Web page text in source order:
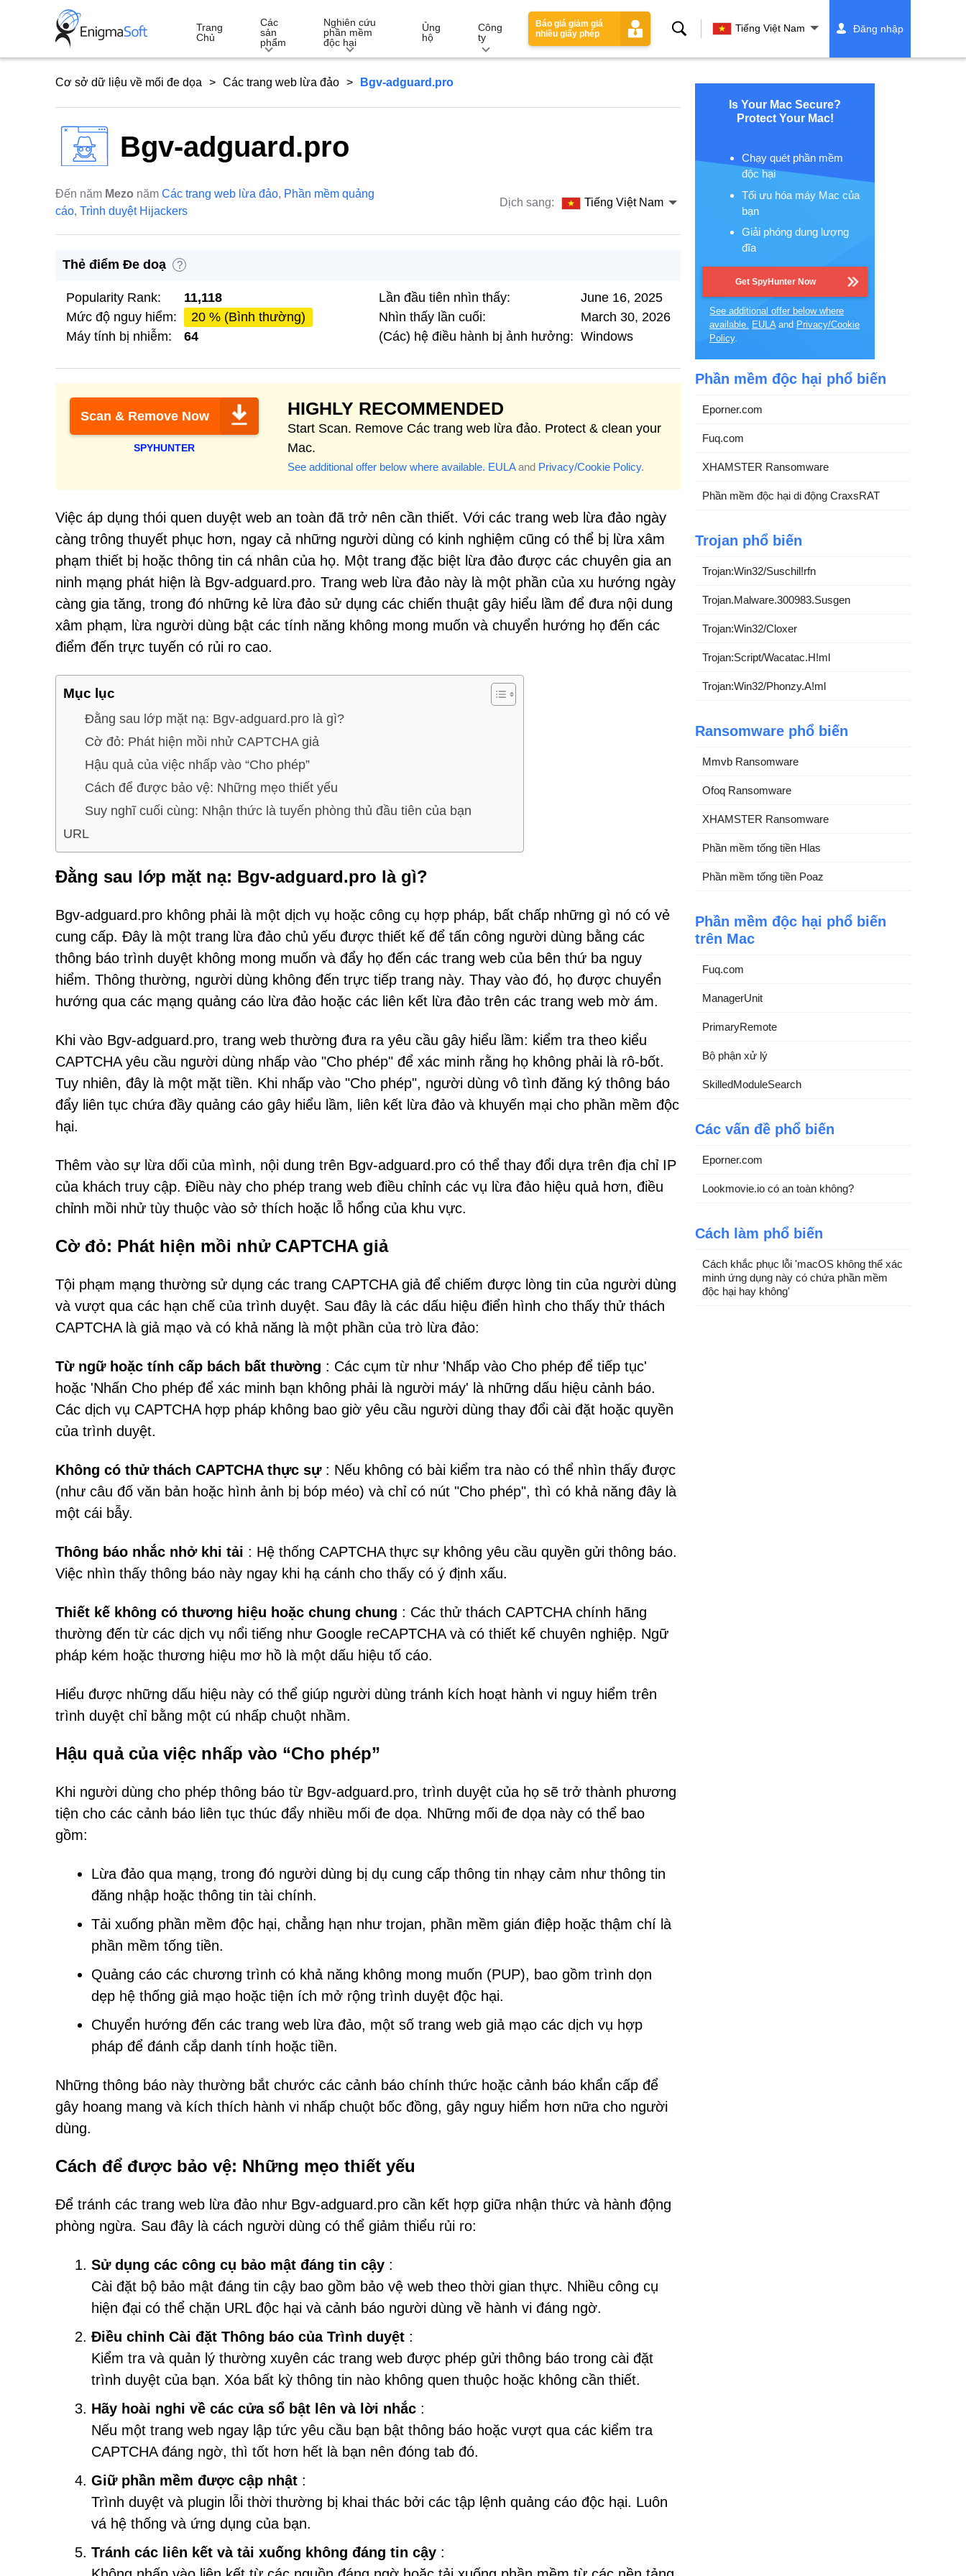
Trang
Chủ
Các
sản
phẩm
Nghiên cứu
phần mềm
độc hại
Ủng
hộ
Công
ty
Báo giá giảm giá
nhiều giấy phép
Tìm
kiếm
Tiếng Việt Nam Đăng nhập
Cơ sở dữ liệu về mối đe dọa Các trang web lừa đảo Bgv-adguard.pro
Bgv-adguard.pro
Đến năm Mezo năm Các trang web lừa đảo, Phần mềm quảng
cáo, Trình duyệt Hijackers
Dịch sang: Tiếng Việt Nam
Thẻ điểm Đe doạ ?
Popularity Rank:
11,118
Mức độ nguy hiểm:
20 % (Bình thường)
Máy tính bị nhiễm:
64
Lần đầu tiên nhìn thấy:
June 16, 2025
Nhìn thấy lần cuối:
March 30, 2026
(Các) hệ điều hành bị ảnh hưởng: Windows
Scan & Remove Now
SPYHUNTER
HIGHLY RECOMMENDED
Start Scan. Remove Các trang web lừa đảo. Protect & clean your
Mac.
See additional offer below where available. EULAand Privacy/Cookie Policy.
Việc áp dụng thói quen duyệt web an toàn đã trở nên cần thiết. Với các trang web lừa đảo ngày
càng trông thuyết phục hơn, ngay cả những người dùng có kinh nghiệm cũng có thể bị lừa xâm
phạm thiết bị hoặc thông tin cá nhân của họ. Một trang đặc biệt lừa đảo được các chuyên gia an
ninh mạng phát hiện là Bgv-adguard.pro. Trang web lừa đảo này là một phần của xu hướng ngày
càng gia tăng, trong đó những kẻ lừa đảo sử dụng các chiến thuật gây hiểu lầm để đưa nội dung
xâm phạm, lừa người dùng bật các tính năng không mong muốn và chuyển hướng họ đến các
điểm đến trực tuyến có rủi ro cao.
Mục lục
Đằng sau lớp mặt nạ: Bgv-adguard.pro là gì?
Cờ đỏ: Phát hiện mồi nhử CAPTCHA giả
Hậu quả của việc nhấp vào “Cho phép”
Cách để được bảo vệ: Những mẹo thiết yếu
Suy nghĩ cuối cùng: Nhận thức là tuyến phòng thủ đầu tiên của bạn
URL
Đằng sau lớp mặt nạ: Bgv-adguard.pro là gì?
Bgv-adguard.pro không phải là một dịch vụ hoặc công cụ hợp pháp, bất chấp những gì nó có vẻ
cung cấp. Đây là một trang lừa đảo chủ yếu được thiết kế để tấn công người dùng bằng các
thông báo trình duyệt không mong muốn và đẩy họ đến các trang web của bên thứ ba nguy
hiểm. Thông thường, người dùng không đến trực tiếp trang này. Thay vào đó, họ được chuyển
hướng qua các mạng quảng cáo lừa đảo hoặc các liên kết lừa đảo trên các trang web mờ ám.
Khi vào Bgv-adguard.pro, trang web thường đưa ra yêu cầu gây hiểu lầm: kiểm tra theo kiểu
CAPTCHA yêu cầu người dùng nhấp vào "Cho phép" để xác minh rằng họ không phải là rô-bốt.
Tuy nhiên, đây là một mặt tiền. Khi nhấp vào "Cho phép", người dùng vô tình đăng ký thông báo
đẩy liên tục chứa đầy quảng cáo gây hiểu lầm, liên kết lừa đảo và khuyến mại cho phần mềm độc
hại.
Thêm vào sự lừa dối của mình, nội dung trên Bgv-adguard.pro có thể thay đổi dựa trên địa chỉ IP
của khách truy cập. Điều này cho phép trang web điều chỉnh các vụ lừa đảo hiệu quả hơn, điều
chỉnh mồi nhử tùy thuộc vào sở thích hoặc lỗ hổng của khu vực.
Cờ đỏ: Phát hiện mồi nhử CAPTCHA giả
Tội phạm mạng thường sử dụng các trang CAPTCHA giả để chiếm được lòng tin của người dùng
và vượt qua các hạn chế của trình duyệt. Sau đây là các dấu hiệu điển hình cho thấy thử thách
CAPTCHA là giả mạo và có khả năng là một phần của trò lừa đảo:
Từ ngữ hoặc tính cấp bách bất thường : Các cụm từ như 'Nhấp vào Cho phép để tiếp tục'
hoặc 'Nhấn Cho phép để xác minh bạn không phải là người máy' là những dấu hiệu cảnh báo.
Các dịch vụ CAPTCHA hợp pháp không bao giờ yêu cầu người dùng thay đổi cài đặt hoặc quyền
của trình duyệt.
Không có thử thách CAPTCHA thực sự: Nếu không có bài kiểm tra nào có thể nhìn thấy được
(như câu đố văn bản hoặc hình ảnh bị bóp méo) và chỉ có nút "Cho phép", thì có khả năng đây là
một cái bẫy.
Thông báo nhắc nhở khi tải : Hệ thống CAPTCHA thực sự không yêu cầu quyền gửi thông báo.
Việc nhìn thấy thông báo này ngay khi hạ cánh cho thấy có ý định xấu.
Thiết kế không có thương hiệu hoặc chung chung : Các thử thách CAPTCHA chính hãng
thường đến từ các dịch vụ nổi tiếng như Google reCAPTCHA và có thiết kế chuyên nghiệp. Ngữ
pháp kém hoặc thương hiệu mơ hồ là một dấu hiệu tố cáo.
Hiểu được những dấu hiệu này có thể giúp người dùng tránh kích hoạt hành vi nguy hiểm trên
trình duyệt chỉ bằng một cú nhấp chuột nhầm.
Hậu quả của việc nhấp vào “Cho phép”
Khi người dùng cho phép thông báo từ Bgv-adguard.pro, trình duyệt của họ sẽ trở thành phương
tiện cho các cảnh báo liên tục thúc đẩy nhiều mối đe dọa. Những mối đe dọa này có thể bao
gồm:
Lừa đảo qua mạng, trong đó người dùng bị dụ cung cấp thông tin nhạy cảm như thông tin
đăng nhập hoặc thông tin tài chính.
Tải xuống phần mềm độc hại, chẳng hạn như trojan, phần mềm gián điệp hoặc thậm chí là
phần mềm tống tiền.
Quảng cáo các chương trình có khả năng không mong muốn (PUP), bao gồm trình dọn
dẹp hệ thống giả mạo hoặc tiện ích mở rộng trình duyệt độc hại.
Chuyển hướng đến các trang web lừa đảo, một số trang web giả mạo các dịch vụ hợp
pháp để đánh cắp danh tính hoặc tiền.
Những thông báo này thường bắt chước các cảnh báo chính thức hoặc cảnh báo khẩn cấp để
gây hoang mang và kích thích hành vi nhấp chuột bốc đồng, gây nguy hiểm hơn nữa cho người
dùng.
Cách để được bảo vệ: Những mẹo thiết yếu
Để tránh các trang web lừa đảo như Bgv-adguard.pro cần kết hợp giữa nhận thức và hành động
phòng ngừa. Sau đây là cách người dùng có thể giảm thiểu rủi ro:
Sử dụng các công cụ bảo mật đáng tin cậy :
Cài đặt bộ bảo mật đáng tin cậy bao gồm bảo vệ web theo thời gian thực. Nhiều công cụ
hiện đại có thể chặn URL độc hại và cảnh báo người dùng về hành vi đáng ngờ.
Điều chỉnh Cài đặt Thông báo của Trình duyệt :
Kiểm tra và quản lý thường xuyên các trang web được phép gửi thông báo trong cài đặt
trình duyệt của bạn. Xóa bất kỳ thông tin nào không quen thuộc hoặc không cần thiết.
Hãy hoài nghi về các cửa sổ bật lên và lời nhắc :
Nếu một trang web ngay lập tức yêu cầu bạn bật thông báo hoặc vượt qua các kiểm tra
CAPTCHA đáng ngờ, thì tốt hơn hết là bạn nên đóng tab đó.
Giữ phần mềm được cập nhật :
Trình duyệt và plugin lỗi thời thường bị khai thác bởi các tập lệnh quảng cáo độc hại. Luôn
vá hệ thống và ứng dụng của bạn.
Tránh các liên kết và tải xuống không đáng tin cậy :
Is Your Mac Secure?
Protect Your Mac!
Chạy quét phần mềm
độc hại
Tối ưu hóa máy Mac của
bạn
Giải phóng dung lượng
đĩa
Get SpyHunter Now
See additional offer below where
available. EULAand Privacy/Cookie
Policy.
Phần mềm độc hại phổ biến
Eporner.com
Fuq.com
XHAMSTER Ransomware
Phần mềm độc hại di động CraxsRAT
Trojan phổ biến
Trojan:Win32/Suschil!rfn
Trojan.Malware.300983.Susgen
Trojan:Win32/Cloxer
Trojan:Script/Wacatac.H!ml
Trojan:Win32/Phonzy.A!ml
Ransomware phổ biến
Mmvb Ransomware
Ofoq Ransomware
XHAMSTER Ransomware
Phần mềm tống tiền Hlas
Phần mềm tống tiền Poaz
Phần mềm độc hại phổ biến
trên Mac
Fuq.com
ManagerUnit
PrimaryRemote
Bộ phận xử lý
SkilledModuleSearch
Các vấn đề phổ biến
Eporner.com
Lookmovie.io có an toàn không?
Cách làm phổ biến
Cách khắc phục lỗi 'macOS không thể xác
minh ứng dụng này có chứa phần mềm
độc hại hay không'